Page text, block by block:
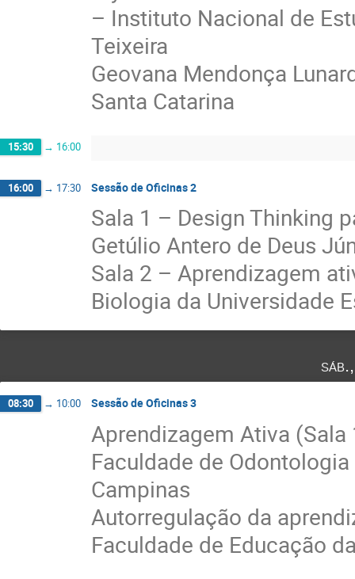
– Instituto Nacional de
Teixeira
Geovana Mendonça
Santa Catarina
15:30 → 16:00
16:00 → 17:30 Sessão de Oficinas 2
Sala 1 – Design Thinking
Getúlio Antero de Deus
Sala 2 – Aprendizagem
Biologia da Universidade
08:30 → 10:00 Sessão de Oficinas 3
Aprendizagem Ativa
Faculdade de
Campinas
Autorregulação da
Faculdade de Educação